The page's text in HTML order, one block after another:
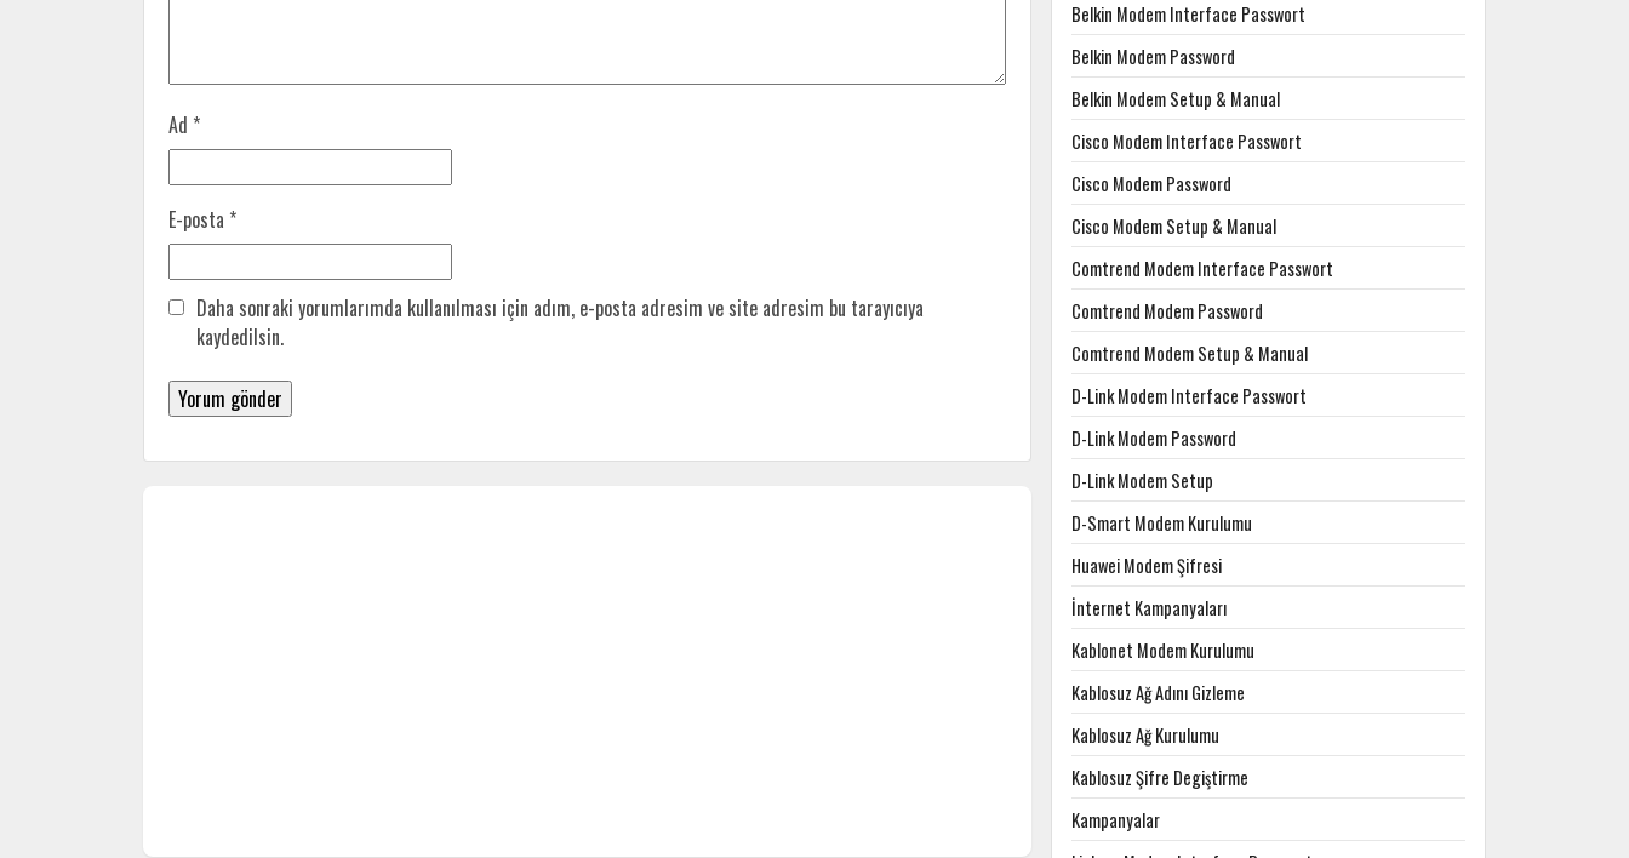
Ad *
E-posta *
Daha sonraki yorumlarımda kullanılması için adım, e-posta adresim ve site adresim bu tarayıcıya
kaydedilsin.
Belkin Modem Interface Passwort
Belkin Modem Password
Belkin Modem Setup & Manual
Cisco Modem Interface Passwort
Cisco Modem Password
Cisco Modem Setup & Manual
Comtrend Modem Interface Passwort
Comtrend Modem Password
Comtrend Modem Setup & Manual
D-Link Modem Interface Passwort
D-Link Modem Password
D-Link Modem Setup
D-Smart Modem Kurulumu
Huawei Modem Şifresi
İnternet Kampanyaları
Kablonet Modem Kurulumu
Kablosuz Ağ Adını Gizleme
Kablosuz Ağ Kurulumu
Kablosuz Şifre Degiştirme
Kampanyalar